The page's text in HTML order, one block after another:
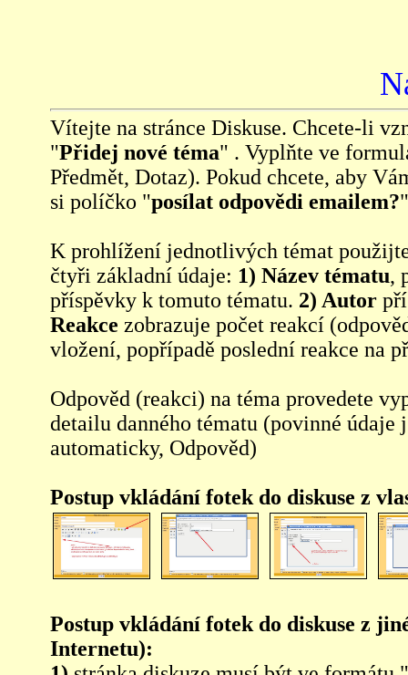
Vítejte na stránce Diskuse. Chcete-li
"Přidej nové téma" . Vyplňte ve
Předmět, Dotaz). Pokud chcete, aby
si políčko "posílat odpovědi emailem?
K prohlížení jednotlivých témat
čtyři základní údaje: 1) Název tématu,
příspěvky k tomuto tématu. 2) Autor
Reakce zobrazuje počet reakcí
vložení, popřípadě poslední reakce na
Odpověd (reakci) na téma provedete
detailu danného tématu (povinné údaje
automaticky, Odpověd)
Postup vkládání fotek do diskuse z
Postup vkládání fotek do diskuse z
Internetu):